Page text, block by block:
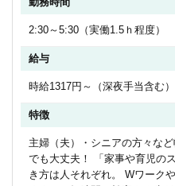
2:30～5:30（実働1.5ｈ程度）
給与
時給1317円～（深夜手当含む）
特徴
主婦（夫）・シニアの方々な
でも大丈夫！ 「家事や育児の
き方は人それぞれ。 Wワーク